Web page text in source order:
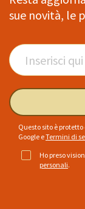
sue novità, le
Questo sito è
Google eTermini di
Ho preso
personali.